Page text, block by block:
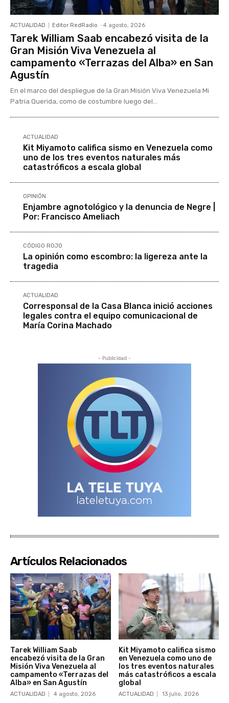
ACTUALIDAD Editor RedRadio - 4 agosto, 2026
Tarek William Saab encabezó visita de la
Gran Misión Viva Venezuela al
campamento «Terrazas del Alba» en San
Agustín
En el marco del despliegue de la Gran Misión Viva Venezuela Mi
Patria Querida, como de costumbre luego del...
ACTUALIDAD
Kit Miyamoto califica sismo en Venezuela como
uno de los tres eventos naturales más
catastróficos a escala global
OPINIÓN
Enjambre agnotológico y la denuncia de Negre |
Por: Francisco Ameliach
CÓDIGO ROJO
La opinión como escombro: la ligereza ante la
tragedia
ACTUALIDAD
Corresponsal de la Casa Blanca inició acciones
legales contra el equipo comunicacional de
María Corina Machado
- Publicidad -
Artículos Relacionados
Tarek William Saab
encabezó visita de la Gran
Misión Viva Venezuela al
campamento «Terrazas del
Alba» en San Agustín
ACTUALIDAD 4 agosto, 2026
Kit Miyamoto califica sismo
en Venezuela como uno de
los tres eventos naturales
más catastróficos a escala
global
ACTUALIDAD 13 julio, 2026